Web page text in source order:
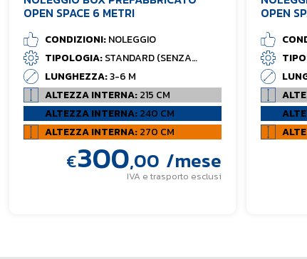
OPEN SPACE 6 METRI
CONDIZIONI:NOLEGGIO
TIPOLOGIA:STANDARD (SENZA
BAGNO)
LUNGHEZZA:3-6 M
ALTEZZA INTERNA:215 CM
ALTEZZA INTERNA:240 CM
ALTEZZA INTERNA:270 CM
€300,00 /mese
IVA e trasporto esclusi
OPEN